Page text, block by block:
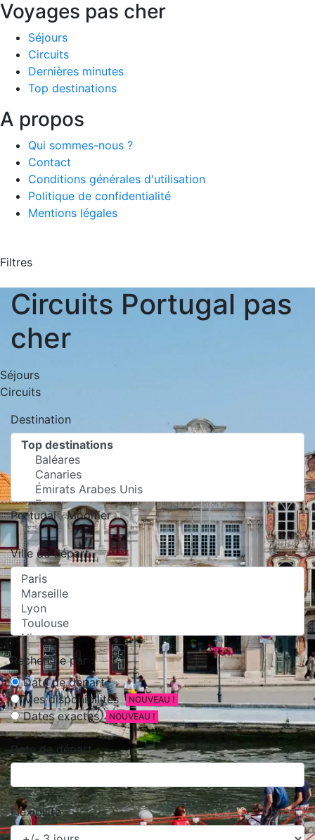
Voyages pas cher
Séjours
Circuits
Dernières minutes
Top destinations
A propos
Qui sommes-nous ?
Contact
Conditions générales d'utilisation
Politique de confidentialité
Mentions légales
Filtres
Circuits Portugal pas
cher
Séjours
Circuits
Destination
Portugal Modifier
Ville de départ
Recherche par :
Date de départ
Mes disponibilités
NOUVEAU !
Dates exactes NOUVEAU !
Date de départ
Flexibilité